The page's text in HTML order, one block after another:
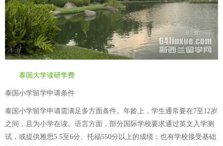
泰国大学读研学费
泰国小学留学申请条件
泰国小学留学申请需满足多方面条件。年龄上，学生通常要在7至12岁
之间，且为小学在读。语言方面，部分国际学校要求通过英文入学测
试，或提供雅思5.5至6分、托福550分以上的成绩；也有学校接受基础